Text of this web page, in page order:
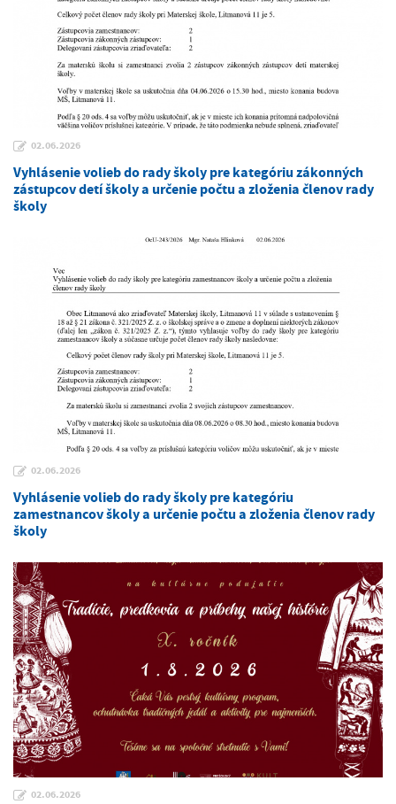
02.06.2026
Vyhlásenie volieb do rady školy pre kategóriu zákonných
zástupcov detí školy a určenie počtu a zloženia členov rady
školy
02.06.2026
Vyhlásenie volieb do rady školy pre kategóriu
zamestnancov školy a určenie počtu a zloženia členov rady
školy
02.06.2026